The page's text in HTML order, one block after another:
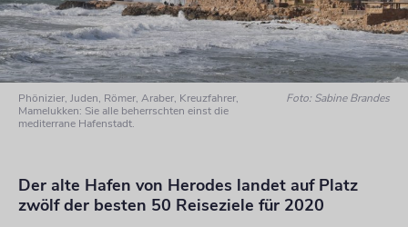
Phönizier, Juden, Römer, Araber, Kreuzfahrer,
Mamelukken: Sie alle beherrschten einst die
mediterrane Hafenstadt.
Foto: Sabine Brandes
Der alte Hafen von Herodes landet auf Platz
zwölf der besten 50 Reiseziele für 2020